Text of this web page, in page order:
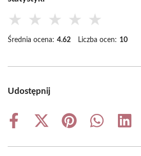
★ ★ ★ ★ ★
Średnia ocena: 4.62 Liczba ocen: 10
Udostępnij
Share
Share
(Twitter)
Share
Share
Share